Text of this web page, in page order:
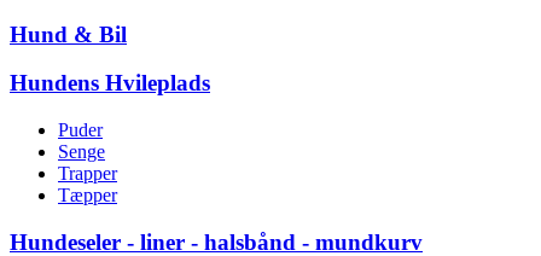
Hund & Bil
Hundens Hvileplads
Puder
Senge
Trapper
Tæpper
Hundeseler - liner - halsbånd - mundkurv